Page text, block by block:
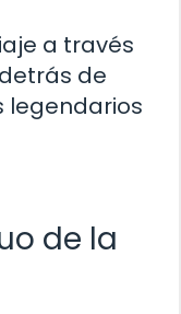
a través
de
legendarios
de la